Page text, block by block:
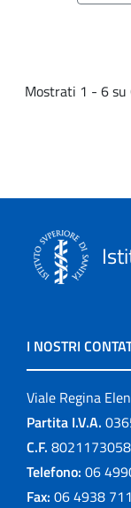
Mostrati 1 - 6
I NOSTRI
Viale Regina
Partita I.V.A.
C.F.
Telefono: 06
Fax: 06 4938